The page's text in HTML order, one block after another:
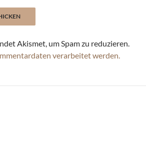
Akismet, um Spam zu reduzieren.
verarbeitet werden.